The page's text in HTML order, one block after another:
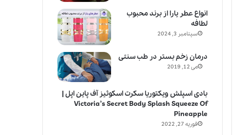
انواع عطر یارا از برند محبوب
لطافه
سپتامبر 3, 2024
درمان زخم بستر در طب سنتی
می 12, 2019
بادی اسپلش ویکتوریا سکرت اسکوئیز آف پاین اپل |
Victoria’s Secret Body Splash Squeeze Of
Pineapple
فوریه 27, 2022